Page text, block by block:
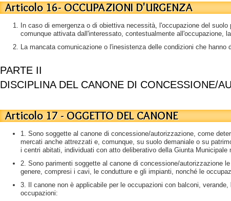
Articolo 16- OCCUPAZIONI D'URGENZA
In caso di emergenza o di obiettiva necessità, l'occupazione del
comunque attivata dall'interessato, contestualmente all'occupazione,
La mancata comunicazione o l'inesistenza delle condizioni che
PARTE II
DISCIPLINA DEL CANONE DI CONCESSIONE/
Articolo 17 - OGGETTO DEL CANONE
1. Sono soggette al canone di concessione/autorizzazione, come
mercati anche attrezzati e, comunque, su suolo demaniale o su
i centri abitati, individuati con atto deliberativo della Giunta Municipale
2. Sono parimenti soggette al canone di concessione/autorizzazione
genere, compresi i cavi, le condutture e gli impianti, nonché le
3. Il canone non è applicabile per le occupazioni con balconi,
occupazioni: